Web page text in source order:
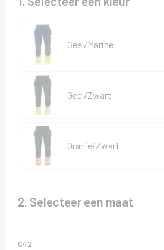
T-Shirts
Veiligheidsvesten en Veiligheidshesjes
Vesten
Geel/Marine
Geel/Zwart
Oranje/Zwart
2. Selecteer een maat
C42